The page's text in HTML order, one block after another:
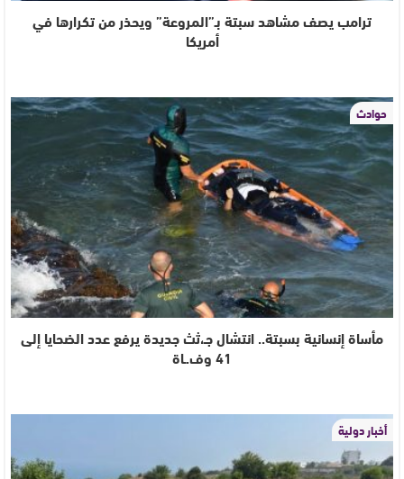
ترامب يصف مشاهد سبتة بـ”المروعة” ويحذر من تكرارها في
أمريكا
حوادث
مأساة إنسانية بسبتة.. انتشال جـ،ثث جديدة يرفع عدد الضحايا إلى
41 وف.ـاة
أخبار دولية